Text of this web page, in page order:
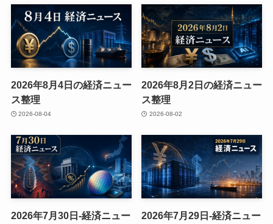
2026年8月4日の経済ニュー
ス整理
2026-08-04
2026年8月2日の経済ニュー
ス整理
2026-08-02
2026年7月30日-経済ニュー
2026年7月29日-経済ニュー